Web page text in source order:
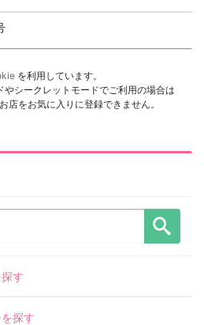
を利用しています。
シークレットモードでご利用の場合は
をお気に入りに登録できません。
す
探す